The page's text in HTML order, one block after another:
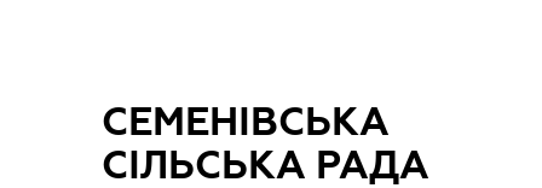
СЕМЕНІВСЬКА
СІЛЬСЬКА РАДА